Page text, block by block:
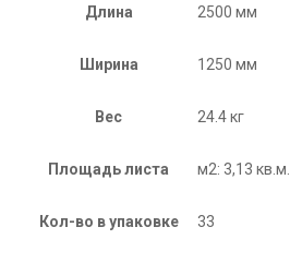
Длина 2500 мм
Ширина 1250 мм
Вес 24.4 кг
Площадь листа м2: 3,13 кв.м.
Кол-во в упаковке 33